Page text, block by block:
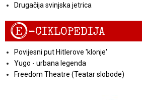
Drugačija svinjska jetrica
E-CIKLOPEDIJA
Povijesni put Hitlerove 'klonje'
Yugo - urbana legenda
Freedom Theatre (Teatar slobode)